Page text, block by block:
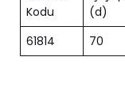
Kodu
(d)
61814
70